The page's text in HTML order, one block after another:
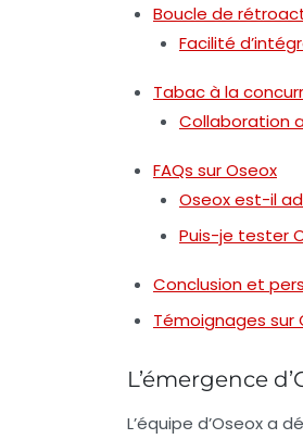
Boucle de
Facilité
Tabac à la
Collaboration
FAQs sur Oseox
Oseox est-il
Puis-je tester
Conclusion et
Témoignages sur
L’émergence
L’équipe d’Oseox a